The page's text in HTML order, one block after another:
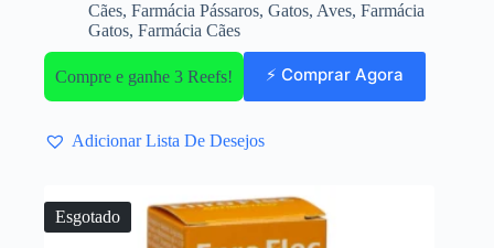
Cães, Farmácia Pássaros, Gatos, Aves, Farmácia
Gatos, Farmácia Cães
Compre e ganhe 3 Reefs! ⚡ Comprar Agora
Adicionar Lista De Desejos
Esgotado